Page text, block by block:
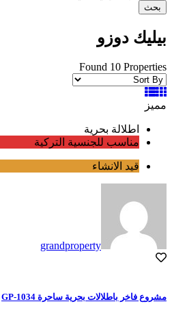
بحث
بيليك دوزو
Found 10 Properties
مميز
اطلالة بحرية
مناسب للجنسية التركية
قيد الانشاء
grandproperty
مشروع فاخر باطلالات بحرية ساحرة GP-1034